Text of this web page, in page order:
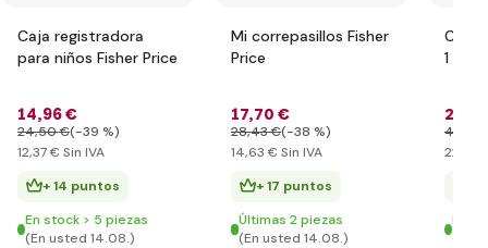
Caja registradora
para niños Fisher Price
14,96 €
24,50 €(-39 %)
12,37 € Sin IVA
+ 14 puntos
En stock > 5 piezas
(En usted 14.08.)
Mi correpasillos Fisher
Price
17,70 €
28,43 €(-38 %)
14,63 € Sin IVA
+ 17 puntos
Últimas 2 piezas
(En usted 14.08.)
1
27
49
22
En
(En